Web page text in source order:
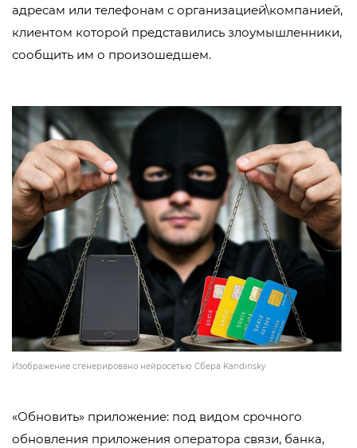
адресам или телефонам с организацией\компанией,
клиентом которой представились злоумышленники,
сообщить им о произошедшем.
Изображение сгенерировано нейросетью Сбера Kandinsky
«Обновить» приложение: под видом срочного
обновления приложения оператора связи, банка,